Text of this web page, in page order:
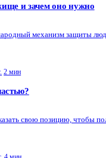
и зачем оно нужно
механизм защиты
2 мин
свою позицию, чтобы